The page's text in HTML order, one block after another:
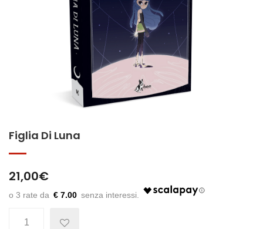
Figlia Di Luna
21,00€
€ 7.00